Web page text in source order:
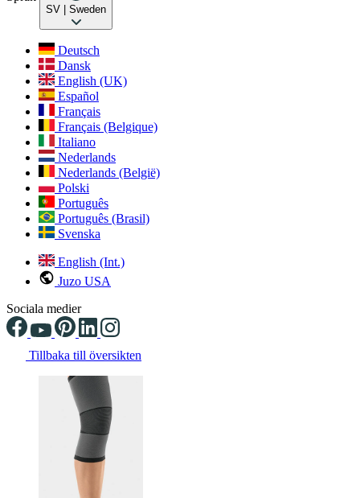
SV | Sweden
Deutsch
Dansk
English (UK)
Español
Français
Français (Belgique)
Italiano
Nederlands
Nederlands (België)
Polski
Português
Português (Brasil)
Svenska
English (Int.)
Juzo USA
Sociala medier
Tillbaka till översikten